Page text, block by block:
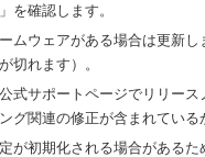
を確認します。
ムウェアがある場合は更新し
切れます）。
式サポートページでリリー
グ関連の修正が含まれている
が初期化される場合があるた